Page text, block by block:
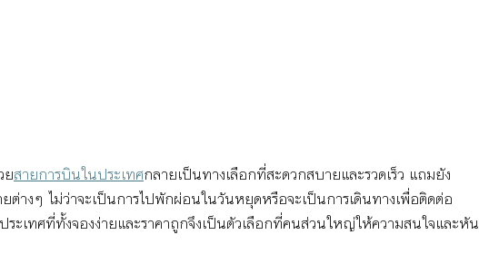
ยสายการบินในประเทศกลายเป็นทางเลือกที่สะดวกสบายและรวดเร็ว แถมยัง
ต่างๆ ไม่ว่าจะเป็นการไปพักผ่อนในวันหยุดหรือจะเป็นการเดินทางเพื่อติดต่อ
ระเทศที่ทั้งจองง่ายและราคาถูกจึงเป็นตัวเลือกที่คนส่วนใหญ่ให้ความสนใจและหัน